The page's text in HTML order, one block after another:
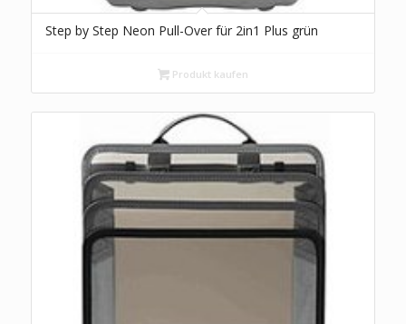
Step by Step Neon Pull-Over für 2in1 Plus grün
Produkt kaufen